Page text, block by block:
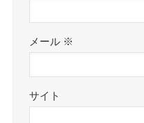
メール ※
サイト